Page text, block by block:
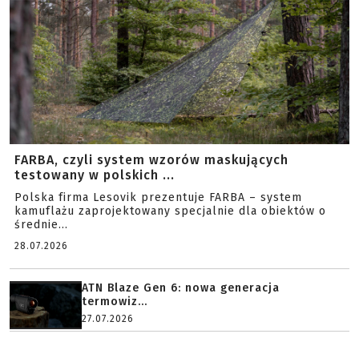
FARBA, czyli system wzorów maskujących
testowany w polskich ...
Polska firma Lesovik prezentuje FARBA – system
kamuflażu zaprojektowany specjalnie dla obiektów o
średnie...
28.07.2026
ATN Blaze Gen 6: nowa generacja
termowiz...
27.07.2026